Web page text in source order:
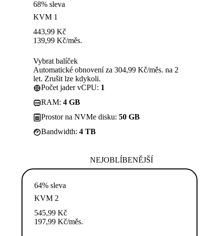
68% sleva
KVM 1
443,99 Kč
139,99 Kč/měs.
Vybrat balíček
Automatické obnovení za 304,99 Kč/měs. na 2
let. Zrušit lze kdykoli.
Počet jader vCPU: 1
RAM: 4 GB
Prostor na NVMe disku: 50 GB
Bandwidth: 4 TB
NEJOBLÍBENĚJŠÍ
64% sleva
KVM 2
545,99 Kč
197,99 Kč/měs.